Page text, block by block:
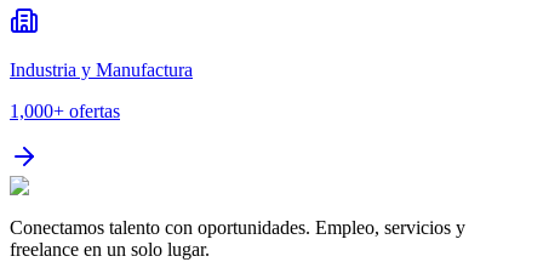
Industria y Manufactura
1,000+ ofertas
Conectamos talento con oportunidades. Empleo, servicios y
freelance en un solo lugar.